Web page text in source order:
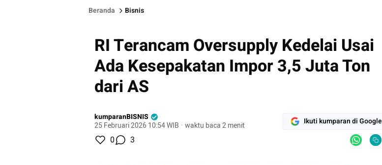
Beranda Bisnis
RI Terancam Oversupply Kedelai Usai
Ada Kesepakatan Impor 3,5 Juta Ton
dari AS
kumparanBISNIS
25 Februari 2026 10:54 WIB · waktu baca 2 menit Ikuti kumparan di Google
0 3